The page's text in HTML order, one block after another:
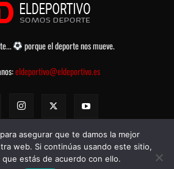
porque el deporte nos mueve.
eldeportivo@eldeportivo.es
asegurar que te damos la mejor
web. Si continúas usando este sitio,
que estás de acuerdo con ello.